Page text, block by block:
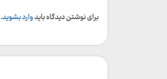
برای نوشتن دیدگاه بایدوارد بشوید.